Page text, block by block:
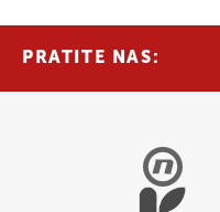
PRATITE NAS: